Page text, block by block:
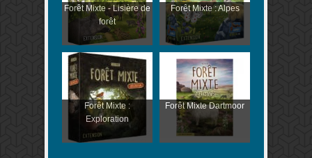
Forêt Mixte - Lisière de
forêt
Forêt Mixte : Alpes
Forêt Mixte :
Exploration
Forêt Mixte Dartmoor